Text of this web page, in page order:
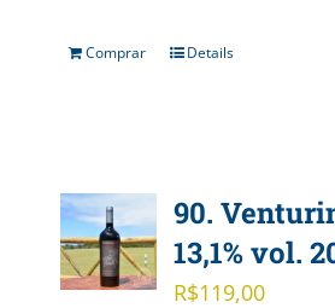
Comprar Details
90.
13,1% vol.
R$119,00